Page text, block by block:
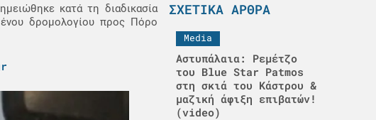
κατά τη διαδικασία
δρομολογίου προς Πόρο
ΣΧΕΤΙΚΆ ΆΡΘΡΑ
Media
Αστυπάλαια: Ρεμέτζο
του Blue Star Patmos
στη σκιά του Κάστρου &
μαζική άφιξη επιβατών!
(video)